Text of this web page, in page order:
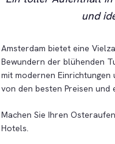
und
Amsterdam bietet eine
Bewundern der blühenden
mit modernen Einrichtungen
von den besten Preisen
Machen Sie Ihren
Hotels.